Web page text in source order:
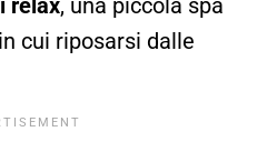
relax, una piccola spa
cui riposarsi dalle